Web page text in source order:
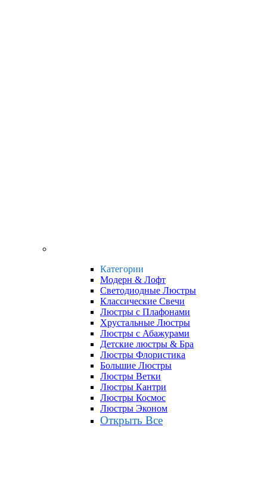
Категории
Модерн & Лофт
Светодиодные Люстры
Классические Свечи
Люстры с Плафонами
Хрустальные Люстры
Люстры с Абажурами
Детские люстры & Бра
Люстры Флористика
Большие Люстры
Люстры Ветки
Люстры Кантри
Люстры Космос
Люстры Эконом
Открыть Все